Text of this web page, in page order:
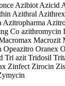
Azibiot
Azithral
Co
Oranex
Tri azit Tridosil
Zinfect Zirocin